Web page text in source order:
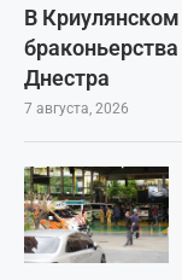
В
Днестра
7 августа, 2026